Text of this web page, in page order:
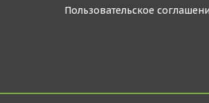
Пользовательское